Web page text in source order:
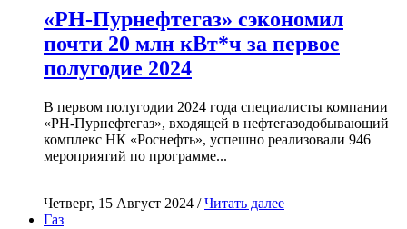
«РН-Пурнефтегаз» сэкономил
почти 20 млн кВт*ч за первое
полугодие 2024
В первом полугодии 2024 года специалисты компании
«РН-Пурнефтегаз», входящей в нефтегазодобывающий
комплекс НК «Роснефть», успешно реализовали 946
мероприятий по программе...
Четверг, 15 Август 2024 /Читать далее
Газ